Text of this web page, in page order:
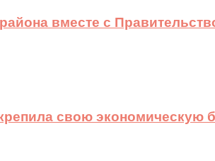
вместе с
свою экономическую